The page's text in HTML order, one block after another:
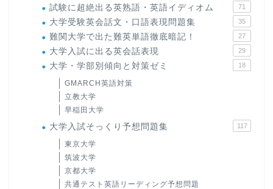
試験に超絶出る英熟語・英語イディオム 71
大学受験英会話文・口語表現問題集 35
難関大学で出た難英単語徹底暗記！ 27
大学入試に出る英会話表現 29
大学・学部別傾向と対策ゼミ 18
GMARCH英語対策
立教大学
早稲田大学
大学入試そっくり予想問題集 117
東京大学
筑波大学
京都大学
共通テスト英語リーディング予想問題